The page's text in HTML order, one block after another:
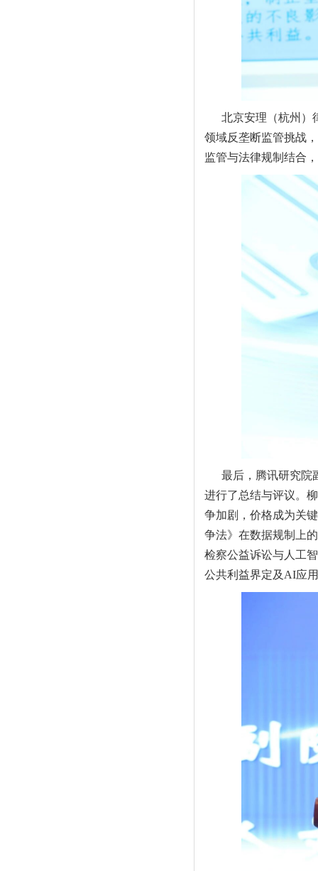
北京安理（杭州）
领域反垄断监管挑战
监管与法律规制结合
最后，腾讯研究院
进行了总结与评议。
争加剧，价格成为关
争法》在数据规制上
检察公益诉讼与人工
公共利益界定及AI应